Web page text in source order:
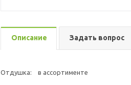
Описание Задать вопрос
Отдушка: в ассортименте